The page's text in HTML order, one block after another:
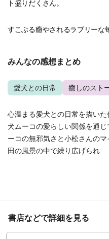
ト盛りだくさん。
すこぶる癒やされるラブリーな
みんなの感想まとめ
愛犬との日常 癒しのスト
心温まる愛犬との日常を描い
犬ムーコの愛らしい関係を通
ーコの無邪気さと小松さんの
田の風景の中で繰り広げられ...
書店などで詳細を見る